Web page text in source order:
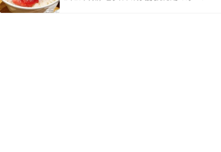
ーゲン)」さんに行ってきたよ。場所は築地市場駅